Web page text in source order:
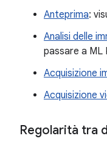
Anteprima:
Analisi delle
passare a ML
Acquisizione
Acquisizione
Regolarità tra